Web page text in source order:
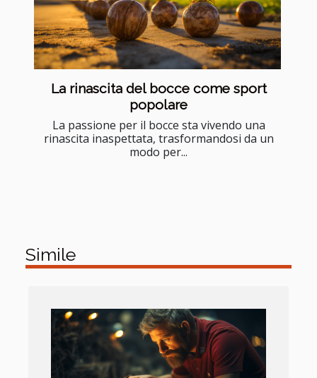
La rinascita del bocce come sport
popolare
La passione per il bocce sta vivendo una
rinascita inaspettata, trasformandosi da un
modo per...
Simile